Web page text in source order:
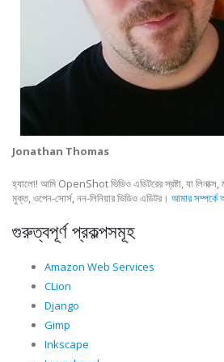
Jonathan Thomas
হ্যালো! আমি OpenShot ভিডিও এডিটরের স্রষ্টা, যা
মুক্ত, ওপেন-সোর্স, নন-লিনিয়ার ভিডিও এডিটর। আমার সম্পর্কে
গুরুত্বপূর্ণ প্রকল্পসমূহ
Amazon Web Services
CLion
Django
Gimp
Inkscape